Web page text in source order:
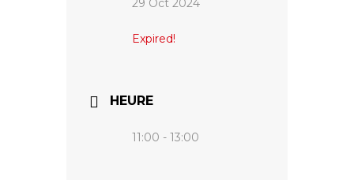
29 Oct 2024
Expired!
HEURE
11:00 - 13:00